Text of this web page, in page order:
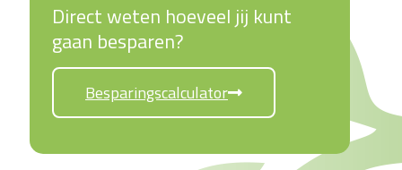
Direct weten hoeveel jij kunt
gaan besparen?
Besparingscalculator